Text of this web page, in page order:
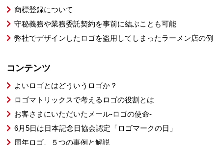
商標登録について
守秘義務や業務委託契約を事前に結ぶことも可能
弊社でデザインしたロゴを盗用してしまったラーメン店の例
コンテンツ
よいロゴとはどういうロゴか？
ロゴマトリックスで考えるロゴの役割とは
お客さまにいただいたメール-ロゴの使命-
6月5日は日本記念日協会認定「ロゴマークの日」
周年ロゴ、５つの事例と解説